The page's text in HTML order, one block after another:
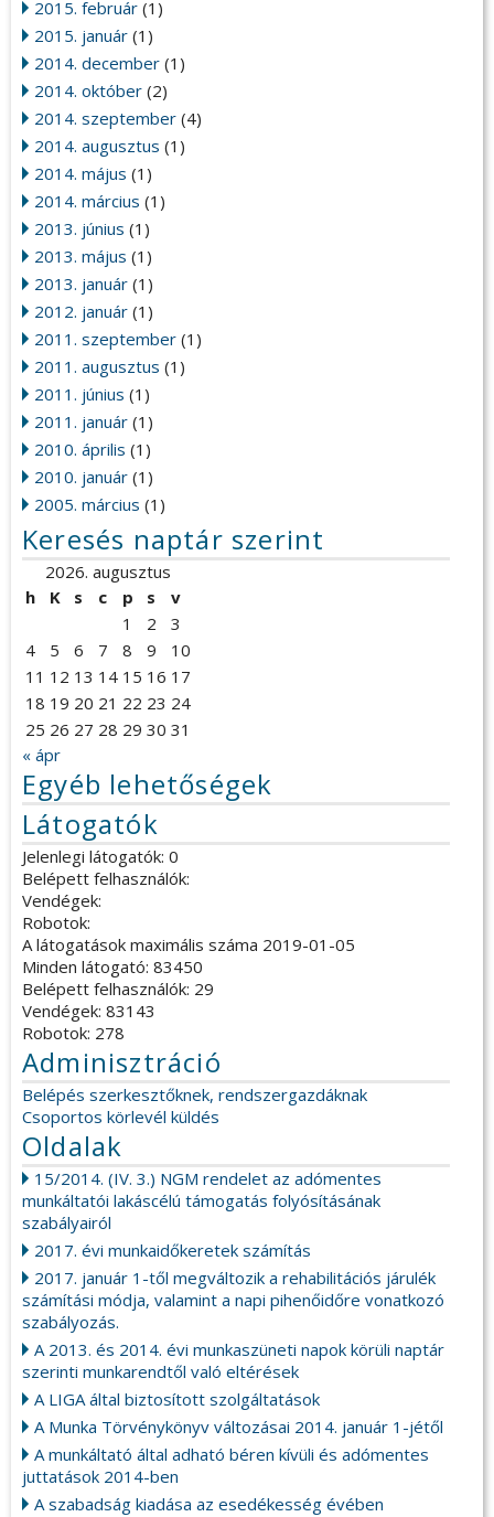
2015. február (1)
2015. január (1)
2014. december (1)
2014. október (2)
2014. szeptember (4)
2014. augusztus (1)
2014. május (1)
2014. március (1)
2013. június (1)
2013. május (1)
2013. január (1)
2012. január (1)
2011. szeptember (1)
2011. augusztus (1)
2011. június (1)
2011. január (1)
2010. április (1)
2010. január (1)
2005. március (1)
Keresés naptár szerint
2026. augusztus
h
K s c p s
v
1
2
3
4
5 6 7 8 9
10
11 12 13 14 15 16 17
18 19 20 21 22 23 24
25 26 27 28 29 30 31
« ápr
Egyéb lehetőségek
Látogatók
Jelenlegi látogatók: 0
Belépett felhasználók:
Vendégek:
Robotok:
A látogatások maximális száma 2019-01-05
Minden látogató: 83450
Belépett felhasználók: 29
Vendégek: 83143
Robotok: 278
Adminisztráció
Belépés szerkesztőknek, rendszergazdáknak
Csoportos körlevél küldés
Oldalak
15/2014. (IV. 3.) NGM rendelet az adómentes
munkáltatói lakáscélú támogatás folyósításának
szabályairól
2017. évi munkaidőkeretek számítás
2017. január 1-től megváltozik a rehabilitációs járulék
számítási módja, valamint a napi pihenőidőre vonatkozó
szabályozás.
A 2013. és 2014. évi munkaszüneti napok körüli naptár
szerinti munkarendtől való eltérések
A LIGA által biztosított szolgáltatások
A Munka Törvénykönyv változásai 2014. január 1-jétől
A munkáltató által adható béren kívüli és adómentes
juttatások 2014-ben
A szabadság kiadása az esedékesség évében